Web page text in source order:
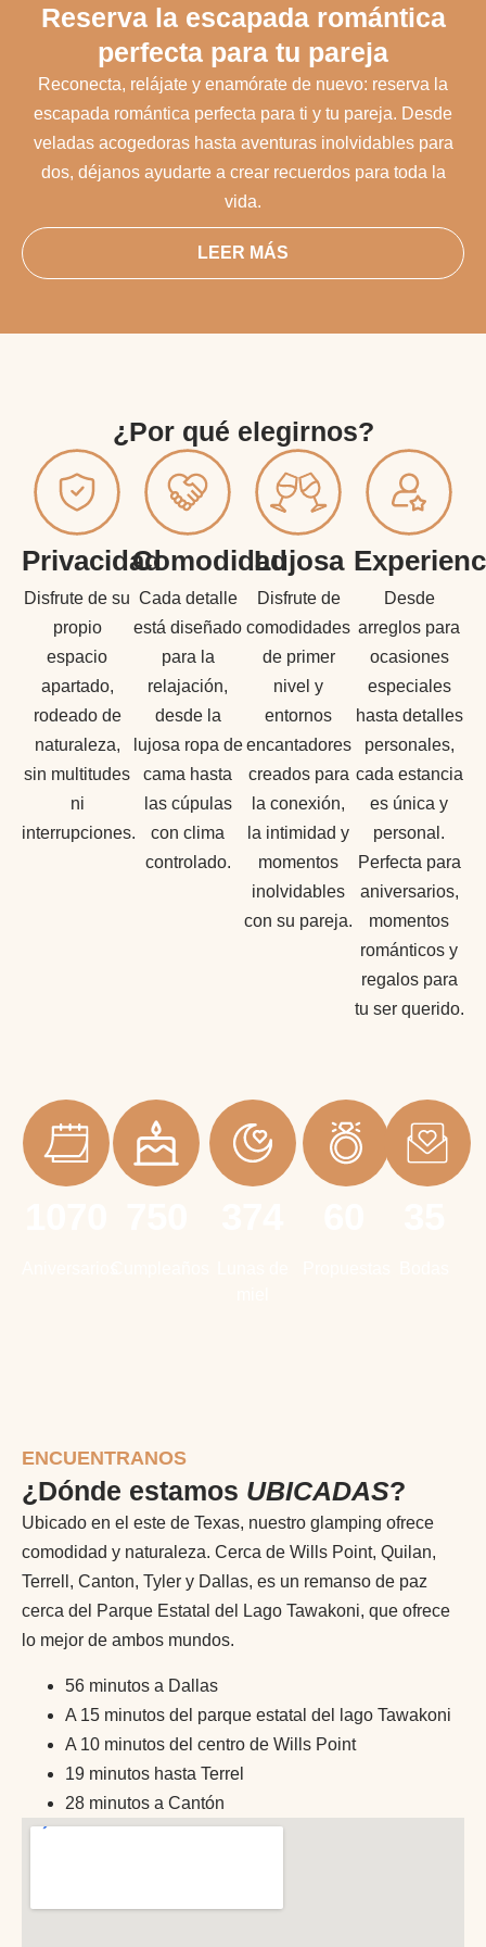
Reserva la escapada romántica
perfecta para tu pareja
Reconecta, relájate y enamórate de nuevo: reserva la
escapada romántica perfecta para ti y tu pareja. Desde
veladas acogedoras hasta aventuras inolvidables para
dos, déjanos ayudarte a crear recuerdos para toda la
vida.
LEER MÁS
¿Por qué elegirnos?
Privacidad
Disfrute de su
propio
espacio
apartado,
rodeado de
naturaleza,
sin multitudes
ni
interrupciones.
Comodidad
Cada detalle
está diseñado
para la
relajación,
desde la
lujosa ropa de
cama hasta
las cúpulas
con clima
controlado.
Lujosa
Disfrute de
comodidades
de primer
nivel y
entornos
encantadores
creados para
la conexión,
la intimidad y
momentos
inolvidables
con su pareja.
Desde
arreglos para
ocasiones
especiales
hasta detalles
personales,
cada estancia
es única y
personal.
Perfecta para
aniversarios,
momentos
románticos y
regalos para
tu ser querido.
ENCUENTRANOS
¿Dónde estamos UBICADAS?
Ubicado en el este de Texas, nuestro glamping ofrece
comodidad y naturaleza. Cerca de Wills Point, Quilan,
Terrell, Canton, Tyler y Dallas, es un remanso de paz
cerca del Parque Estatal del Lago Tawakoni, que ofrece
lo mejor de ambos mundos.
56 minutos a Dallas
A 15 minutos del parque estatal del lago Tawakoni
A 10 minutos del centro de Wills Point
19 minutos hasta Terrel
28 minutos a Cantón